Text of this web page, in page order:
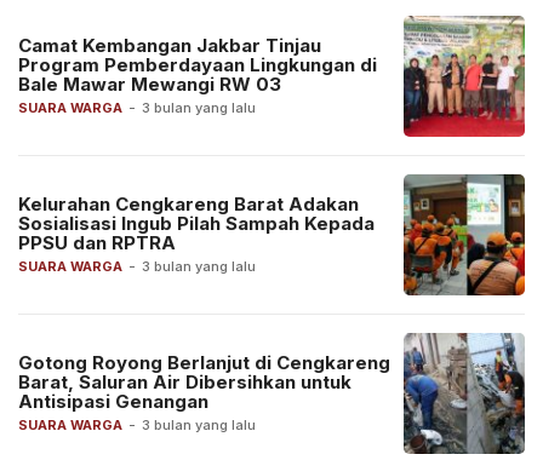
SUARA WARGA - 3 bulan yang lalu
Camat Kembangan Jakbar Tinjau
Program Pemberdayaan Lingkungan di
Bale Mawar Mewangi RW 03
SUARA WARGA - 3 bulan yang lalu
Kelurahan Cengkareng Barat Adakan
Sosialisasi Ingub Pilah Sampah Kepada
PPSU dan RPTRA
SUARA WARGA - 3 bulan yang lalu
Gotong Royong Berlanjut di Cengkareng
Barat, Saluran Air Dibersihkan untuk
Antisipasi Genangan